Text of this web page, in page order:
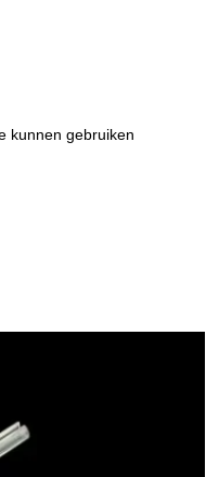
kunnen gebruiken